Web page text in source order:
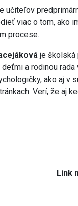
učiteľov
viac o tom, ako
procese.
je školská
a rodinou
ako aj
Verí, že aj
Link